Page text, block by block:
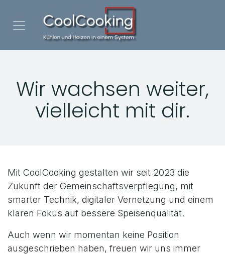
Wir wachsen weiter,
vielleicht mit dir.
Mit CoolCooking gestalten wir seit 2023 die
Zukunft der Gemeinschaftsverpflegung, mit
smarter Technik, digitaler Vernetzung und einem
klaren Fokus auf bessere Speisenqualität.
Auch wenn wir momentan keine Position
ausgeschrieben haben, freuen wir uns immer